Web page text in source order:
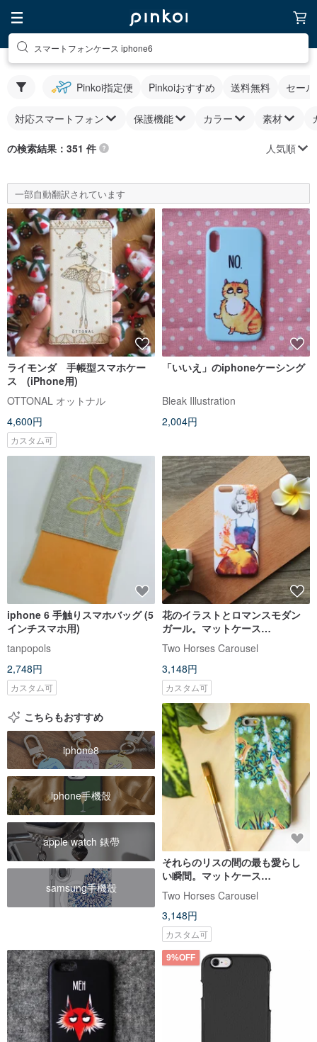
スマートフォンケース iphone6
Pinkoi指定便 Pinkoiおすすめ 送料無料 セー
対応スマートフォン 保護機能 カラー 素材
の検索結果：351 件 人気順
一部自動翻訳されています
ライモンダ 手帳型スマホケー
ス (iPhone用)
OTTONAL オットナル
4,600円
カスタム可
「いいえ」のiphoneケーシング
Bleak Illustration
2,004円
iphone 6 手触りスマホバッグ (5
インチスマホ用)
tanpopols
2,748円
カスタム可
花のイラストとロマンスモダン
ガール。マットケース
（iPhone、HTC、Samsung、
Sony）
Two Horses Carousel
3,148円
カスタム可
こちらもおすすめ
iphone8
iphone手機殼
apple watch 錶帶
samsung手機殼
それらのリスの間の最も愛らし
い瞬間。マットケース
（iPhone、HTC、Samsung、
Sony）
Two Horses Carousel
3,148円
カスタム可
9%OFF